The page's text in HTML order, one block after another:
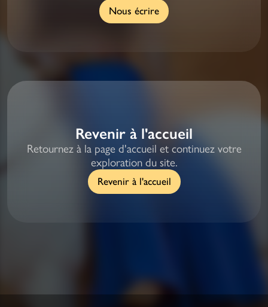
Nous écrire
Revenir à l'accueil
Retournez à la page d'accueil et continuez votre
exploration du site.
Revenir à l'accueil